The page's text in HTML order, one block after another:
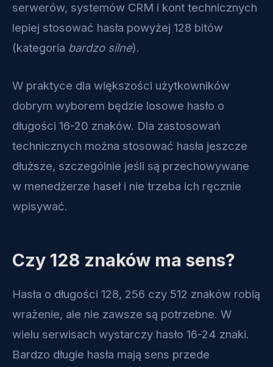
serwerów, systemów CRM i kont technicznych
lepiej stosować hasła powyżej 128 bitów
(kategoria bardzo silne).
W praktyce dla większości użytkowników
dobrym wyborem będzie losowe hasło o
długości 16-20 znaków. Dla zastosowań
technicznych można stosować hasła jeszcze
dłuższe, szczególnie jeśli są przechowywane
w menedżerze haseł i nie trzeba ich ręcznie
wpisywać.
Czy 128 znaków ma sens?
Hasła o długości 128, 256 czy 512 znaków robią
wrażenie, ale nie zawsze są potrzebne. W
wielu serwisach wystarczy hasło 16-24 znaki.
Bardzo długie hasła mają sens przede